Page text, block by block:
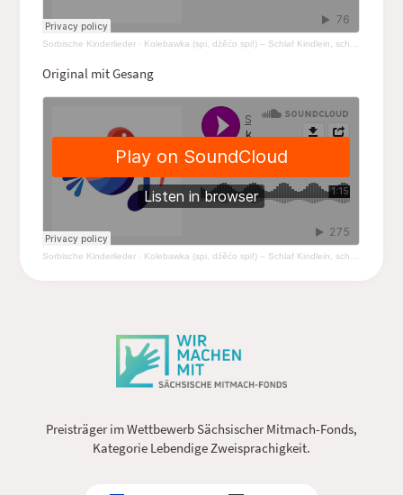
Sorbische Kinderlieder · Kolebawka (spi, dźěćo spi!) – Schlaf Kindlein, schlaf! (instrumental)
Original mit Gesang
Sorbische Kinderlieder · Kolebawka (spi, dźěćo spi!) – Schlaf Kindlein, schlaf!
Preisträger im Wettbewerb Sächsischer Mitmach-Fonds,
Kategorie Lebendige Zweisprachigkeit.